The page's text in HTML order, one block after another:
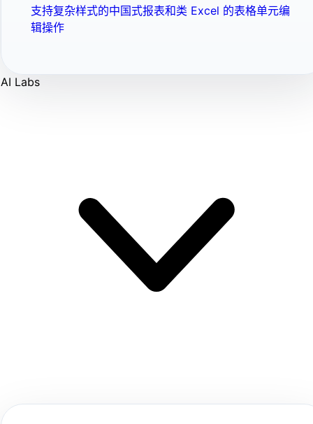
支持复杂样式的中国式报表和类 Excel 的表格单元编
辑操作
AI Labs